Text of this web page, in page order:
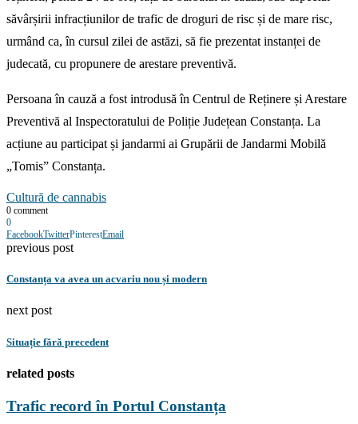
săvârșirii infracțiunilor de trafic de droguri de risc și de mare risc,
urmând ca, în cursul zilei de astăzi, să fie prezentat instanței de
judecată, cu propunere de arestare preventivă.
Persoana în cauză a fost introdusă în Centrul de Reținere și Arestare
Preventivă al Inspectoratului de Poliție Județean Constanța. La
acțiune au participat și jandarmi ai Grupării de Jandarmi Mobilă
„Tomis” Constanța.
Cultură de cannabis
0 comment
0
FacebookTwitterPinterestEmail
previous post
Constanța va avea un acvariu nou și modern
next post
Situație fără precedent
related posts
Trafic record în Portul Constanța